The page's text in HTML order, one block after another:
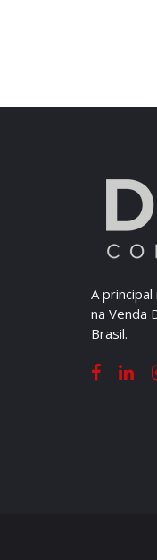
A
na Venda
Brasil.